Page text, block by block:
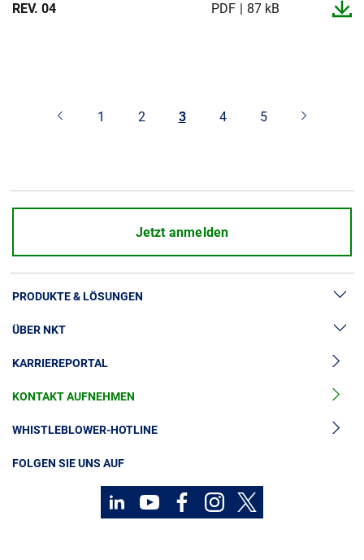
REV. 04
PDF 87 kB
1 2 3 4 5
Jetzt anmelden
PRODUKTE & LÖSUNGEN
Hochspannung
Kabelgarnituren
Mittelspannungskabel
Niederspannungskabel
ÜBER NKT
News & Presse
Unsere Geschichte
Investoren
Nachhaltigkeit
KARRIEREPORTAL
KONTAKT AUFNEHMEN
WHISTLEBLOWER-HOTLINE
FOLGEN SIE UNS AUF